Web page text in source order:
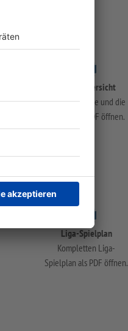
Spiele-Übersicht
Aktuelle Spiele und die
Tabelle als PDF öffnen.
Liga-Spielplan
Kompletten Liga-
Spielplan als PDF öffnen.